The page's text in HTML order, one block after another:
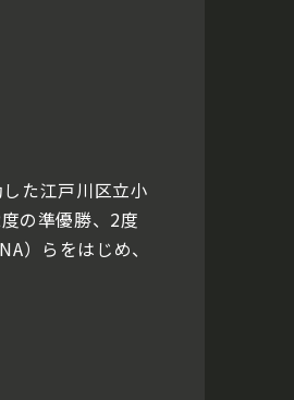
た江戸川区立小
の準優勝、2度
）らをはじめ、